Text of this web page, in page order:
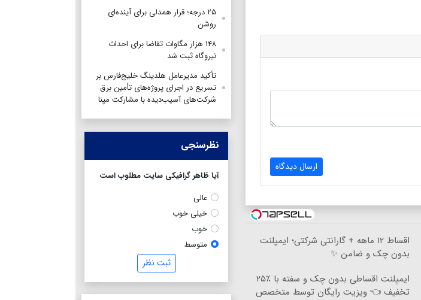
ارسال دیدگاه
اقساط ۱۲ ماهه + گارانتی شرکتی؛ ایمپلنت
بدون چک و ضامن ✨
ایمپلنت اقساطی بدون چک و سفته با ٪۲۵
تخفیف 👈 ویزیت رایگان توسط متخصص
۲۵ درجه؛ قرار همدلی برای آینده‌ای
روشن
۱۴۸ هزار مگاوات تقاضا برای احداث
نیروگاه ثبت شد
تأکید مدیرعامل هلدینگ خلیج‌فارس بر
تسریع در اجرای پروژه‌های تأمین برق
شرکت‌های آسیب‌دیده با مشارکت مپنا
نظرسنجی
آیا ظاهر گرافیکی سایت مطلوب است
عالی
خیلی خوب
خوب
متوسط
ثبت نظر